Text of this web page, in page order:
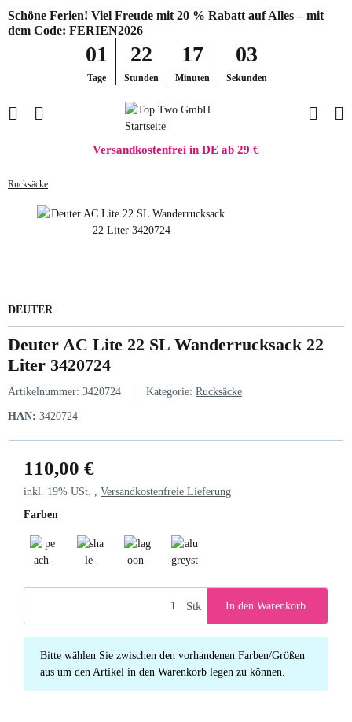
Schöne Ferien! Viel Freude mit 20 % Rabatt auf Alles – mit
dem Code: FERIEN2026
01
Tage
22
Stunden
17
Minuten
02
Sekunden
Versandkostenfrei in DE ab 29 €
Rucksäcke
DEUTER
Deuter AC Lite 22 SL Wanderrucksack 22
Liter 3420724
Artikelnummer: 3420724 Kategorie: Rucksäcke
HAN: 3420724
110,00 €
inkl. 19% USt. , Versandkostenfreie Lieferung
Farben
Stk In den Warenkorb
x
Bitte wählen Sie zwischen den vorhandenen Farben/Größen
aus um den Artikel in den Warenkorb legen zu können.